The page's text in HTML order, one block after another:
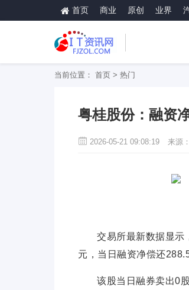
首页 商业 原创 业界
当前位置： 首页 > 热门
粤桂股份：融资
2026-05-21 09:08:19 来源
交易所最新数据显示
元，当日融资净偿还
该股当日融券卖出0